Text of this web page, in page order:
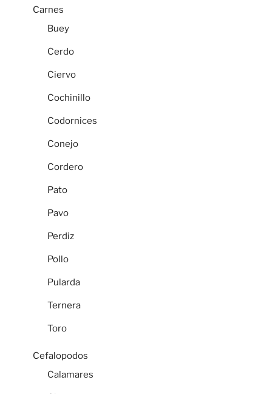
Carnes
Buey
Cerdo
Ciervo
Cochinillo
Codornices
Conejo
Cordero
Pato
Pavo
Perdiz
Pollo
Pularda
Ternera
Toro
Cefalopodos
Calamares